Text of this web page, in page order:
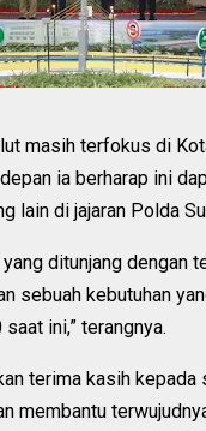
masih terfokus di
ia berharap ini
lain di jajaran Polda
ditunjang dengan
sebuah kebutuhan
ini,” terangnya.
terima kasih kepada
membantu